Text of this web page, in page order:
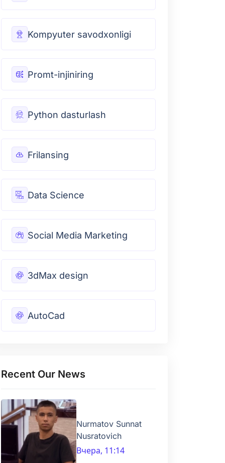
Kompyuter savodxonligi
Promt-injiniring
Python dasturlash
Frilansing
Data Science
Social Media Marketing
3dMax design
AutoCad
Recent Our News
Nurmatov Sunnat
Nusratovich
Вчера, 11:14